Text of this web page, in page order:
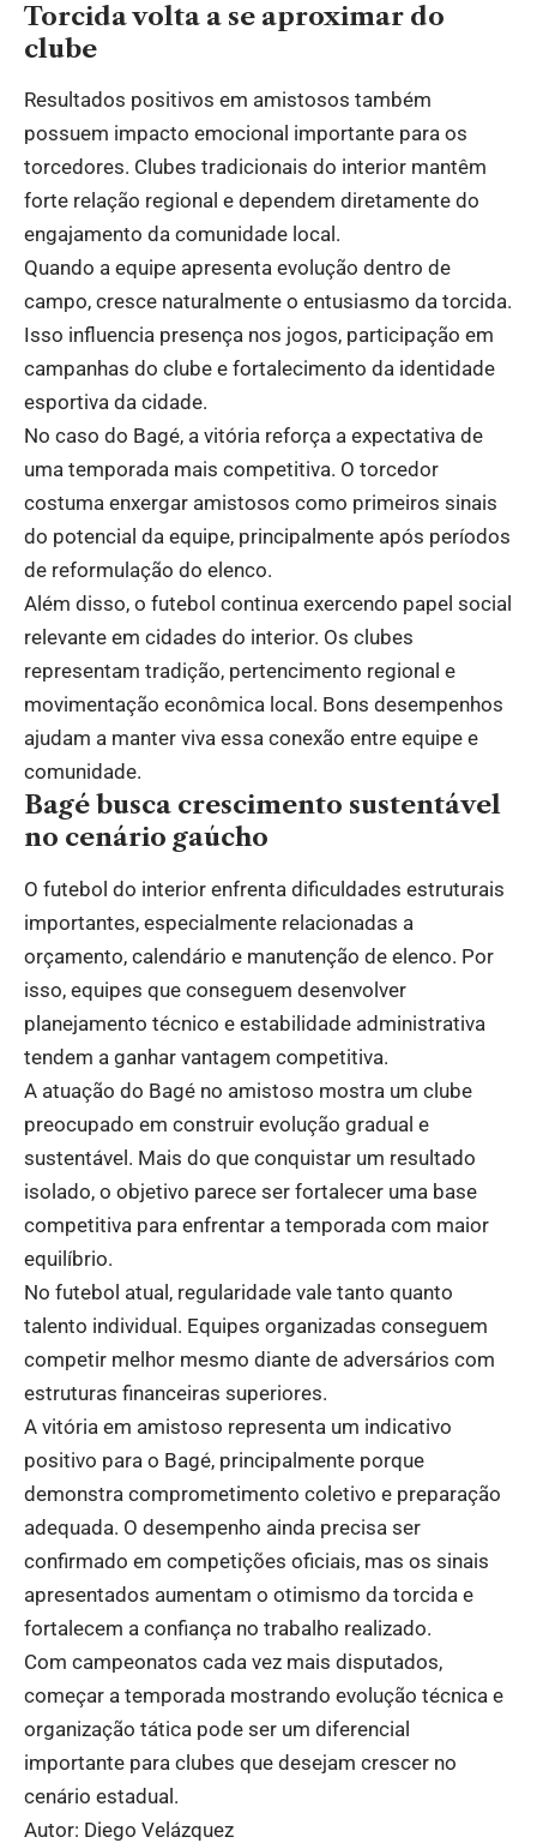
Torcida volta a se aproximar do
clube
Resultados positivos em amistosos também
possuem impacto emocional importante para os
torcedores. Clubes tradicionais do interior mantêm
forte relação regional e dependem diretamente do
engajamento da comunidade local.
Quando a equipe apresenta evolução dentro de
campo, cresce naturalmente o entusiasmo da torcida.
Isso influencia presença nos jogos, participação em
campanhas do clube e fortalecimento da identidade
esportiva da cidade.
No caso do Bagé, a vitória reforça a expectativa de
uma temporada mais competitiva. O torcedor
costuma enxergar amistosos como primeiros sinais
do potencial da equipe, principalmente após períodos
de reformulação do elenco.
Além disso, o futebol continua exercendo papel social
relevante em cidades do interior. Os clubes
representam tradição, pertencimento regional e
movimentação econômica local. Bons desempenhos
ajudam a manter viva essa conexão entre equipe e
comunidade.
Bagé busca crescimento sustentável
no cenário gaúcho
O futebol do interior enfrenta dificuldades estruturais
importantes, especialmente relacionadas a
orçamento, calendário e manutenção de elenco. Por
isso, equipes que conseguem desenvolver
planejamento técnico e estabilidade administrativa
tendem a ganhar vantagem competitiva.
A atuação do Bagé no amistoso mostra um clube
preocupado em construir evolução gradual e
sustentável. Mais do que conquistar um resultado
isolado, o objetivo parece ser fortalecer uma base
competitiva para enfrentar a temporada com maior
equilíbrio.
No futebol atual, regularidade vale tanto quanto
talento individual. Equipes organizadas conseguem
competir melhor mesmo diante de adversários com
estruturas financeiras superiores.
A vitória em amistoso representa um indicativo
positivo para o Bagé, principalmente porque
demonstra comprometimento coletivo e preparação
adequada. O desempenho ainda precisa ser
confirmado em competições oficiais, mas os sinais
apresentados aumentam o otimismo da torcida e
fortalecem a confiança no trabalho realizado.
Com campeonatos cada vez mais disputados,
começar a temporada mostrando evolução técnica e
organização tática pode ser um diferencial
importante para clubes que desejam crescer no
cenário estadual.
Autor: Diego Velázquez